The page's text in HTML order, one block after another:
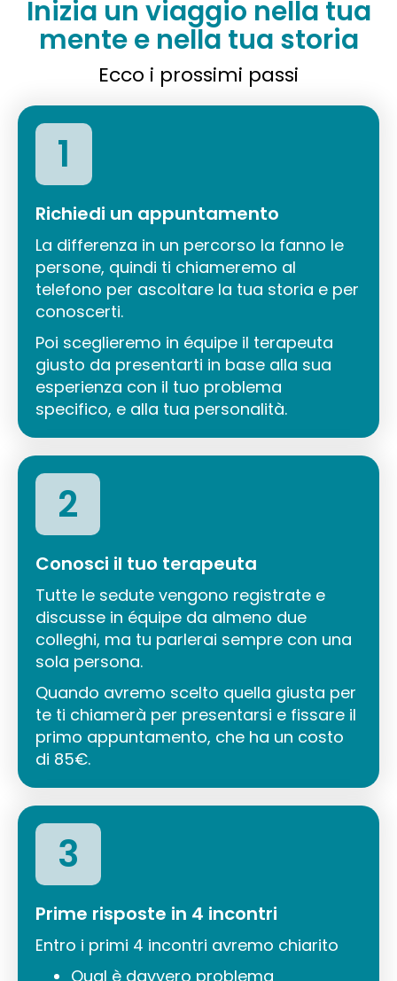
Inizia un viaggio nella tua
mente e nella tua storia
Ecco i prossimi passi
1
Richiedi un appuntamento
La differenza in un percorso la fanno le
persone, quindi ti chiameremo al
telefono per ascoltare la tua storia e per
conoscerti.
Poi sceglieremo in équipe il terapeuta
giusto da presentarti in base alla sua
esperienza con il tuo problema
specifico, e alla tua personalità.
2
Conosci il tuo terapeuta
Tutte le sedute vengono registrate e
discusse in équipe da almeno due
colleghi, ma tu parlerai sempre con una
sola persona.
Quando avremo scelto quella giusta per
te ti chiamerà per presentarsi e fissare il
primo appuntamento, che ha un costo
di 85€.
3
Prime risposte in 4 incontri
Entro i primi 4 incontri avremo chiarito
Qual è davvero problema